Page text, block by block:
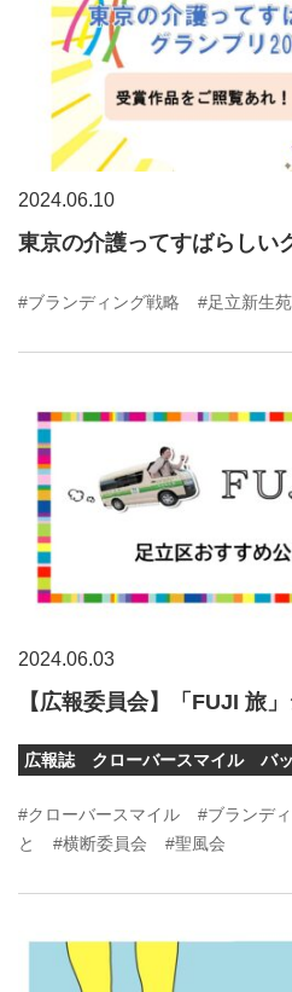
2024.06.10
東京の介護ってすばらし
#ブランディング戦略 #足立新生苑
2024.06.03
【広報委員会】「FUJI 旅
広報誌 クローバースマイル バッ
#クローバースマイル #ブランデ
と
#横断委員会 #聖風会